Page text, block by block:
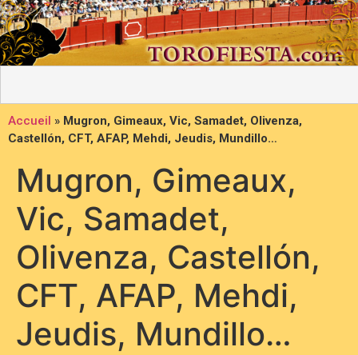
Accueil » Mugron, Gimeaux, Vic, Samadet, Olivenza,
Castellón, CFT, AFAP, Mehdi, Jeudis, Mundillo…
Mugron, Gimeaux,
Vic, Samadet,
Olivenza, Castellón,
CFT, AFAP, Mehdi,
Jeudis, Mundillo…